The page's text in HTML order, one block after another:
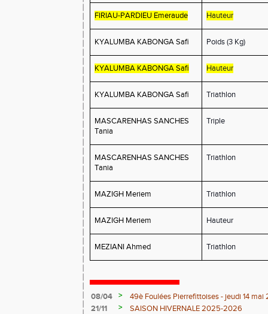
FIRIAU-PARDIEU Emeraude Hauteur
KYALUMBA KABONGA Safi Poids (3 Kg)
KYALUMBA KABONGA Safi Hauteur
KYALUMBA KABONGA Safi Triathlon
MASCARENHAS SANCHES
Tania
Triple
MASCARENHAS SANCHES
Tania
Triathlon
MAZIGH Meriem Triathlon
MAZIGH Meriem Hauteur
MEZIANI Ahmed Triathlon
08/04 >
49è Foulées Pierrefittoises - jeudi 14
21/11
>
SAISON HIVERNALE 2025-2026